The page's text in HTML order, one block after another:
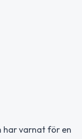
har varnat för en